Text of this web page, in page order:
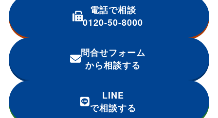
電話で相談
0120-50-8000
問合せフォーム
から相談する
LINE
で相談する